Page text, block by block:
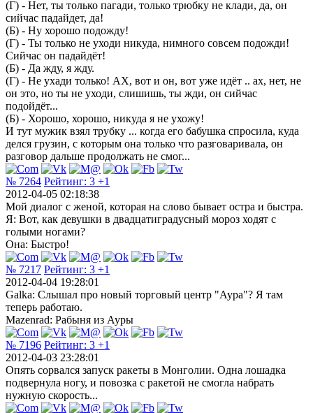
(Г) - Нет, ты только пагади, только трюбку не клади, да, он
сийчас падайдет, да!
(Б) - Ну хорошо подожду!
(Г) - Ты только не уходи никуда, нимного совсем подожди!
Сийчас он падайдёт!
(Б) - Да жду, я жду.
(Г) - Не ухади только! АХ, вот и он, вот уже идёт .. ах, нет, не
он это, но ты не уходи, слишишь, ты жди, он сийчас
подойдёт...
(Б) - Хорошо, хорошо, никуда я не ухожу!
И тут мужик взял трубку ... когда его бабушка спросила, куда
делся грузин, с которым она только что разговаривала, он
разговор дальше продолжать не смог...
№ 7264 Рейтинг: 3 +1
2012-04-05 02:18:38
Мой диалог с женой, которая на слово бывает остра и быстра.
Я: Вот, как девушки в двадцатиградусный мороз ходят с
голыми ногами?
Она: Быстро!
№ 7217 Рейтинг: 3 +1
2012-04-04 19:28:01
Galka: Слышал про новый торговый центр "Аура"? Я там
теперь работаю.
Mazenrad: Рабыня из Ауры
№ 7196 Рейтинг: 3 +1
2012-04-03 23:28:01
Опять сорвался запуск ракеты в Монголии. Одна лошадка
подвернула ногу, и повозка с ракетой не смогла набрать
нужную скорость...